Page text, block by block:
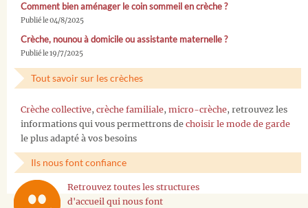
Comment bien aménager le coin sommeil en crèche ?
Publié le 04/8/2025
Crèche, nounou à domicile ou assistante maternelle ?
Publié le 19/7/2025
Tout savoir sur les crèches
Crèche collective, crèche familiale, micro-crèche, retrouvez les
informations qui vous permettrons de choisir le mode de garde
le plus adapté à vos besoins
Ils nous font confiance
Retrouvez toutes les structures
d'accueil qui nous font